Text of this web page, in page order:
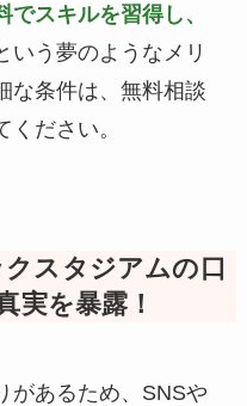
でスキルを習得し、
いう夢のようなメリ
な条件は、無料相談
ださい。
クスタジアムの口
実を暴露！
があるため、SNSや